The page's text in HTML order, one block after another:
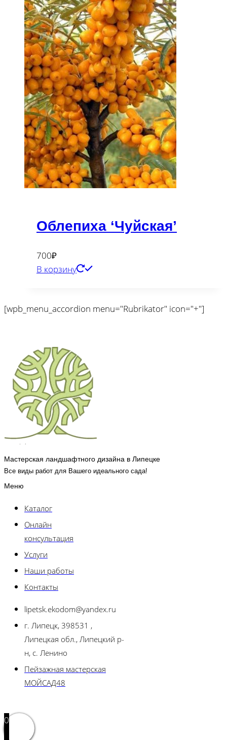
Облепиха ‘Чуйская’
700₽
В корзину
[wpb_menu_accordion menu="Rubrikator" icon="+"]
Мастерская ландшафтного дизайна в Липецке
Все виды работ для Вашего идеального сада!
Меню
Каталог
Онлайн
консультация
Услуги
Наши работы
Контакты
lipetsk.ekodom@yandex.ru
г. Липецк, 398531 ,
Липецкая обл., Липецкий р-
н, с. Ленино
Пейзажная мастерская
МОЙСАД48
0